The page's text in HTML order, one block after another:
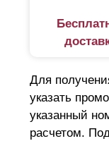
Для
указать
указанный
расчетом.